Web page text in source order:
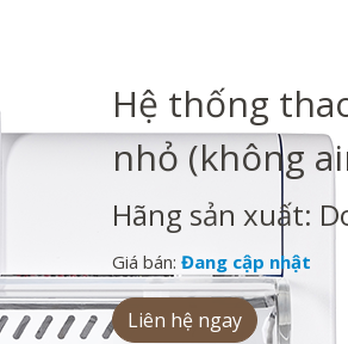
Hệ thống
nhỏ (không
Hãng sản xuất:
Giá bán: Đang cập nhật
Liên hệ ngay